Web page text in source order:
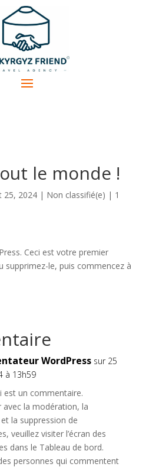
le monde !
25, 2024| Non classifié(e) | 1
Ceci est votre premier
supprimez-le, puis commencez à
WordPress sur 25
à 13h59
est un commentaire.
avec la modération, la
la suppression de
veuillez visiter l’écran des
dans le Tableau de bord.
personnes qui commentent